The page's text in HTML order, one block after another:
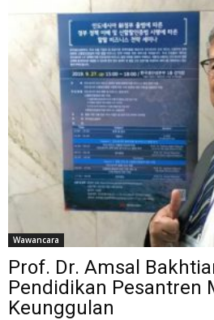
Wawancara
Prof. Dr. Amsal
Pendidikan Pesantren
Keunggulan